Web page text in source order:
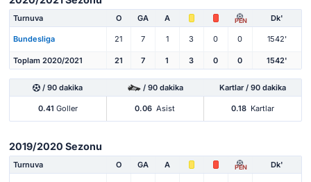
Turnuva O GA A PEN Dk'
Bundesliga 21 7 1 3 0 0 1542'
Toplam 2020/2021 21 7 1 3 0 0 1542'
/ 90 dakika / 90 dakika Kartlar / 90 dakika
0.41 Goller 0.06 Asist 0.18 Kartlar
2019/2020 Sezonu
Turnuva O GA A PEN Dk'